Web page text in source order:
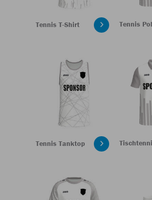
Tennis T-Shirt Tennis
Tennis Tanktop